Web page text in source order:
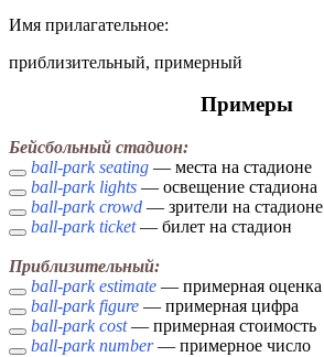
Имя прилагательное:
приблизительный, примерный
Примеры
Бейсбольный стадион:
ball-park seating — места на стадионе
ball-park lights — освещение стадиона
ball-park crowd — зрители на стадионе
ball-park ticket— билет на стадион
Приблизительный:
ball-park estimate — примерная оценка
ball-park figure — примерная цифра
ball-park cost— примерная стоимость
ball-park number— примерное число